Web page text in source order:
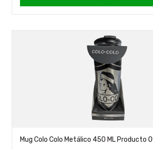
Mug Colo Colo Metálico 450 ML Producto